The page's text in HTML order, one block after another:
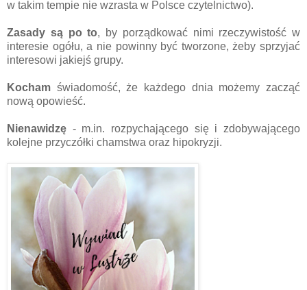
w takim tempie nie wzrasta w Polsce czytelnictwo).
Zasady są po to, by porządkować nimi rzeczywistość w
interesie ogółu, a nie powinny być tworzone, żeby sprzyjać
interesowi jakiejś grupy.
Kocham świadomość, że każdego dnia możemy zacząć
nową opowieść.
Nienawidzę - m.in. rozpychającego się i zdobywającego
kolejne przyczółki chamstwa oraz hipokryzji.